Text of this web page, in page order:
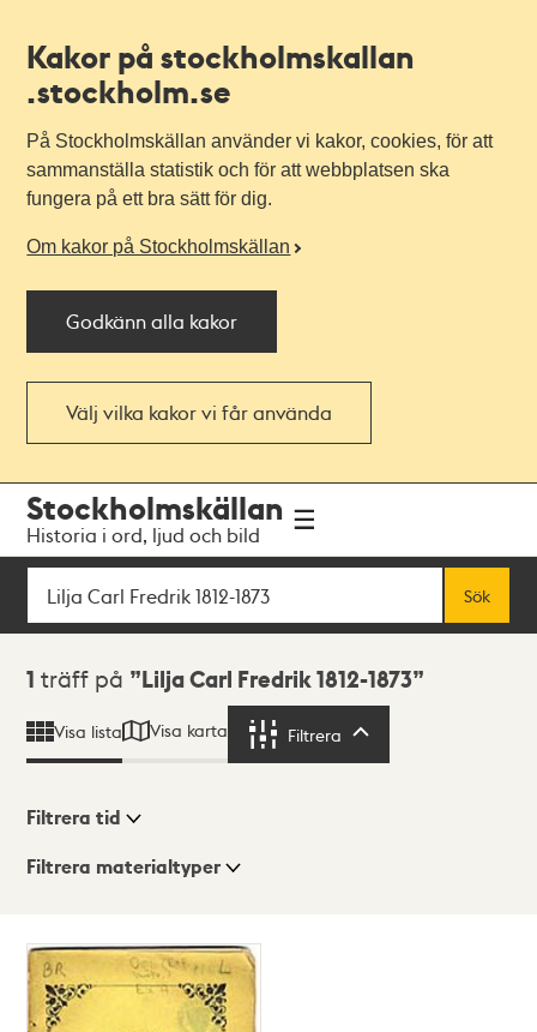
Kakor på stockholmskallan
.stockholm.se
På Stockholmskällan använder vi kakor, cookies, för att
sammanställa statistik och för att webbplatsen ska
fungera på ett bra sätt för dig.
Om kakor på Stockholmskällan
Godkänn alla kakor
Välj vilka kakor vi får använda
navigationen
huvudinnehållet
Stockholmskällan
Historia i ord, ljud och bild
Sök
Sök
Sökresultat
1 träff på Lilja Carl Fredrik 1812-1873
Visa lista Visa karta Filtrera
Visningsläge
ListaKarta
Filtrera tid
Filtrera materialtyper
träffar